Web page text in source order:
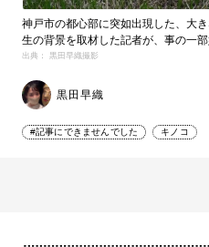
神戸市の都心部に突如出現した、大
生の背景を取材した記者が、事の一
出典： 黒田早織撮影
黒田早織
#記事にできませんでした キノコ